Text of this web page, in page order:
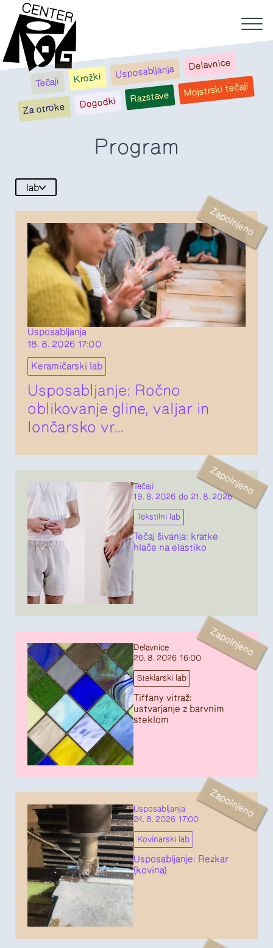
Tečaji Krožki Usposabljanja Delavnice
Za otroke Dogodki Razstave Mojstrski tečaji
Program
lab
Usposabljanja
18. 8. 2026 17:00
Keramičarski lab
Usposabljanje: Ročno
oblikovanje gline, valjar in
lončarsko vr...
Zapolnjeno
Tečaji
19. 8. 2026 do 21. 8. 2026
Tekstilni lab
Tečaj šivanja: kratke
hlače na elastiko
Zapolnjeno
Delavnice
20. 8. 2026 16:00
Steklarski lab
Tiffany vitraž:
ustvarjanje z barvnim
steklom
Zapolnjeno
Usposabljanja
24. 8. 2026 17:00
Kovinarski lab
Usposabljanje: Rezkar
(kovina)
Zapolnjeno